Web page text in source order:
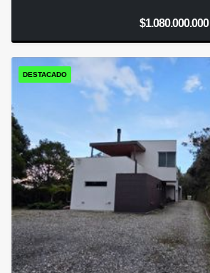
$1.080.000.000
DESTACADO